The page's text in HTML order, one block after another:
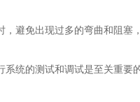
，避免出现过多的弯曲和阻
系统的测试和调试是至关重